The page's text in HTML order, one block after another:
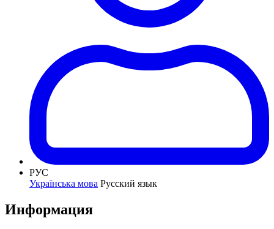
РУС
Українська мова Русский язык
Информация